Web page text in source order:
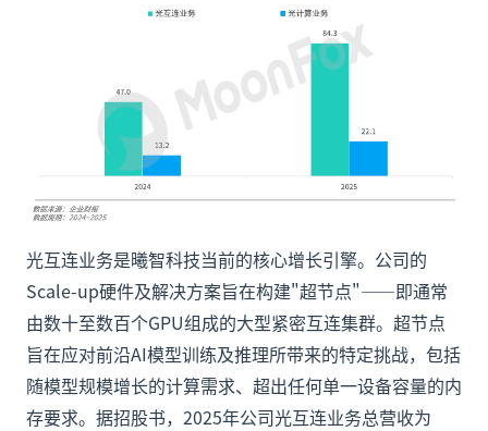
光互连业务是曦智科技当前的核心增长引擎。公司的
Scale-up硬件及解决方案旨在构建"超节点"——即通常
由数十至数百个GPU组成的大型紧密互连集群。超节点
旨在应对前沿AI模型训练及推理所带来的特定挑战，包括
随模型规模增长的计算需求、超出任何单一设备容量的内
存要求。据招股书，2025年公司光互连业务总营收为